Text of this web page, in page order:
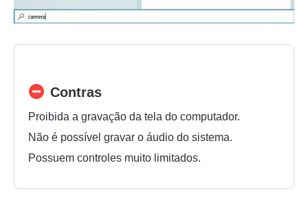
Contras
Proibida a gravação da tela do computador.
Não é possível gravar o áudio do sistema.
Possuem controles muito limitados.